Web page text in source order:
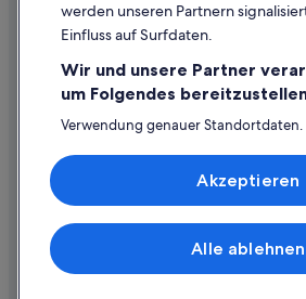
Flug stornieren
Rückerstattungsdauer
Expedia-Gutschein einlösen
Internationale Reisedokumente
© 2026 Expedia, Inc., ein Unternehmen der
vorbehalten. Expedia und das Expedia-Logo
werden unseren Partnern
Einfluss auf Surfdaten.
Wir und unsere Partner
um Folgendes
Verwendung genauer Standortdaten.
Speichern von oder Zugriff auf
Endgerät. Personalisierte Werbung
von Werbeleistung und der
Liste der Partner (Lieferanten)
Alle ablehnen
Akzeptieren